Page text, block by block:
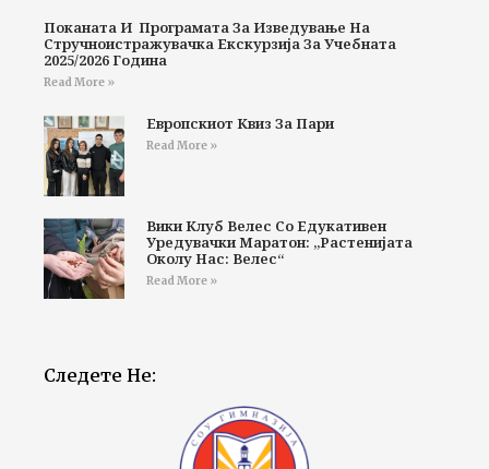
Поканата И Програмата За Изведување На
Стручноистражувачка Екскурзија За Учебната
2025/2026 Година
Read More »
Европскиот Квиз За Пари
Read More »
Вики Клуб Велес Со Едукативен
Уредувачки Маратон: „Растенијата
Околу Нас: Велес“
Read More »
Следете Не: